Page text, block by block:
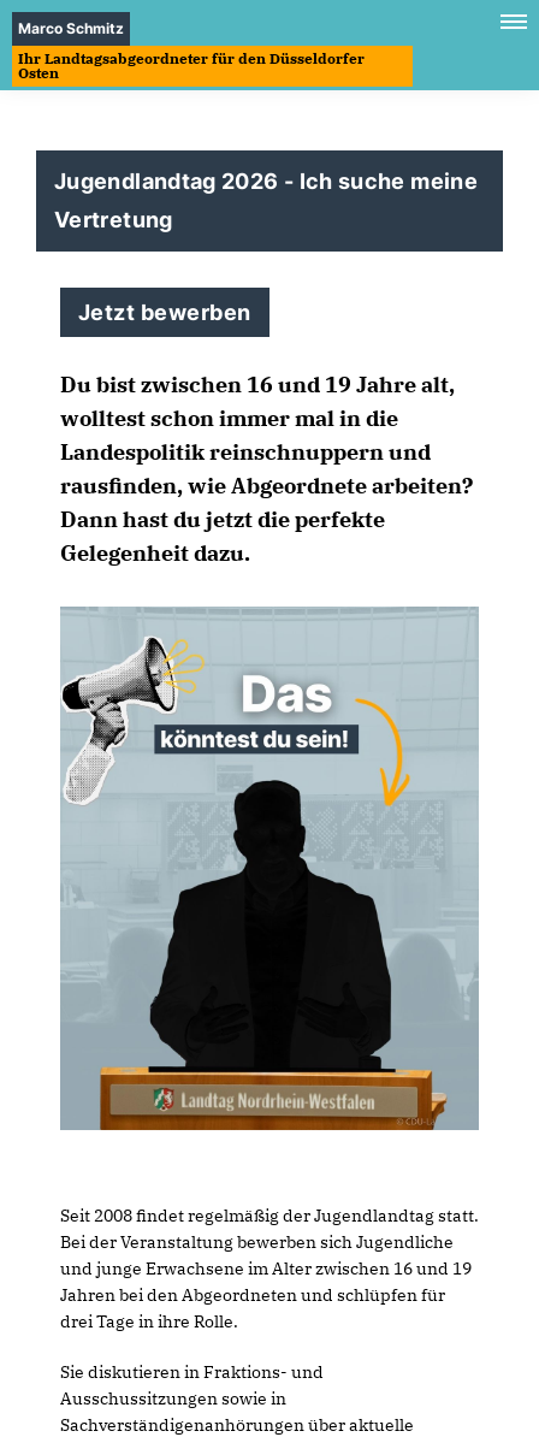
Marco Schmitz
Ihr Landtagsabgeordneter für den Düsseldorfer
Osten
Jugendlandtag 2026 - Ich suche meine
Vertretung
Jetzt bewerben
Du bist zwischen 16 und 19 Jahre alt,
wolltest schon immer mal in die
Landespolitik reinschnuppern und
rausfinden, wie Abgeordnete arbeiten?
Dann hast du jetzt die perfekte
Gelegenheit dazu.
Seit 2008 findet regelmäßig der Jugendlandtag statt.
Bei der Veranstaltung bewerben sich Jugendliche
und junge Erwachsene im Alter zwischen 16 und 19
Jahren bei den Abgeordneten und schlüpfen für
drei Tage in ihre Rolle.
Sie diskutieren in Fraktions- und
Ausschussitzungen sowie in
Sachverständigenanhörungen über aktuelle